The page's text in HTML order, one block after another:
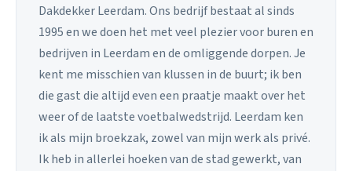
Dakdekker Leerdam. Ons bedrijf bestaat al sinds
1995 en we doen het met veel plezier voor buren en
bedrijven in Leerdam en de omliggende dorpen. Je
kent me misschien van klussen in de buurt; ik ben
die gast die altijd even een praatje maakt over het
weer of de laatste voetbalwedstrijd. Leerdam ken
ik als mijn broekzak, zowel van mijn werk als privé.
Ik heb in allerlei hoeken van de stad gewerkt, van